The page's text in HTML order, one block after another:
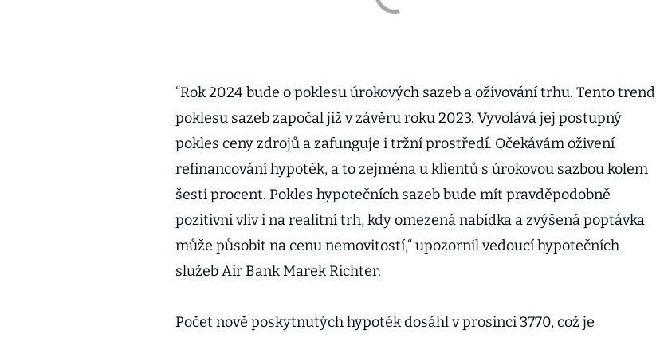
“Rok 2024 bude o poklesu úrokových sazeb a oživování trhu. Tento trend
poklesu sazeb započal již v závěru roku 2023. Vyvolává jej postupný
pokles ceny zdrojů a zafunguje i tržní prostředí. Očekávám oživení
refinancování hypoték, a to zejména u klientů s úrokovou sazbou kolem
šesti procent. Pokles hypotečních sazeb bude mít pravděpodobně
pozitivní vliv i na realitní trh, kdy omezená nabídka a zvýšená poptávka
může působit na cenu nemovitostí,“ upozornil vedoucí hypotečních
služeb Air Bank Marek Richter.
Počet nově poskytnutých hypoték dosáhl v prosinci 3770, což je